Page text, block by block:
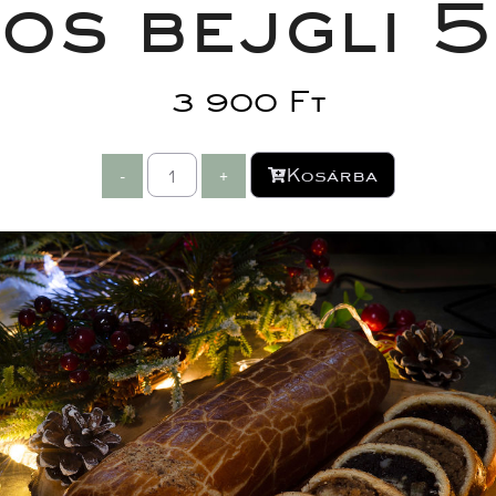
bejgli
3 900 Ft
- + Kosárba